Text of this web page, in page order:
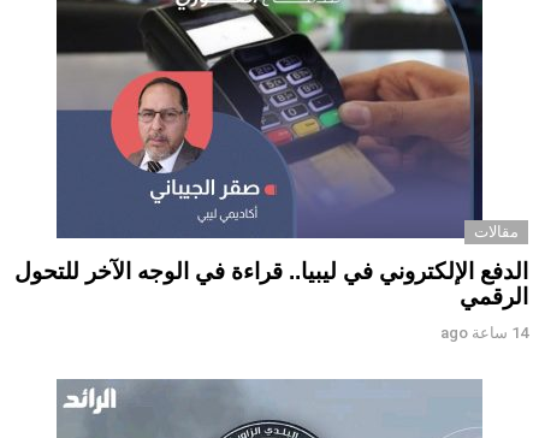
مقالات
الدفع الإلكتروني في ليبيا.. قراءة في الوجه الآخر للتحول
الرقمي ‏
14 ساعة ago